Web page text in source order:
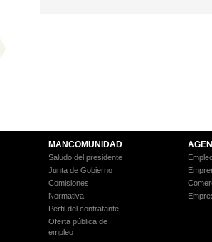
MANCOMUNIDAD
Saludo del presidente
Junta de Gobierno
Comisiones
Normativa
Perfil del contratante
Oferta pública de
empleo